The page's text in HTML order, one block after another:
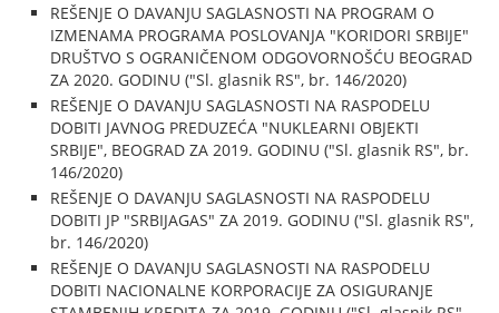
REŠENJE O DAVANJU SAGLASNOSTI NA PROGRAM O
IZMENAMA PROGRAMA POSLOVANJA "KORIDORI SRBIJE"
DRUŠTVO S OGRANIČENOM ODGOVORNOŠĆU BEOGRAD
ZA 2020. GODINU ("Sl. glasnik RS", br. 146/2020)
REŠENJE O DAVANJU SAGLASNOSTI NA RASPODELU
DOBITI JAVNOG PREDUZEĆA "NUKLEARNI OBJEKTI
SRBIJE", BEOGRAD ZA 2019. GODINU ("Sl. glasnik RS", br.
146/2020)
REŠENJE O DAVANJU SAGLASNOSTI NA RASPODELU
DOBITI JP "SRBIJAGAS" ZA 2019. GODINU ("Sl. glasnik RS",
br. 146/2020)
REŠENJE O DAVANJU SAGLASNOSTI NA RASPODELU
DOBITI NACIONALNE KORPORACIJE ZA OSIGURANJE